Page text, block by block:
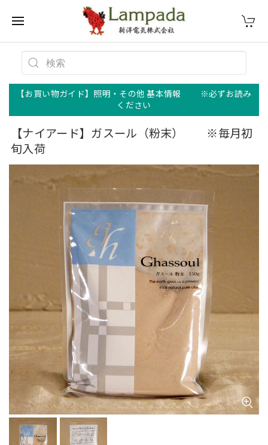
【お買い物ガイド】照明・その他 基本情報 ※必ずお読み
ください
【ナイアード】ガスール（粉末） ※毎月初
旬入荷